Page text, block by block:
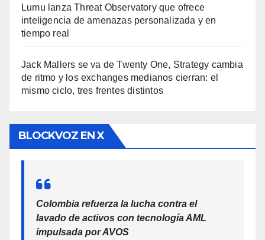
Lumu lanza Threat Observatory que ofrece
inteligencia de amenazas personalizada y en
tiempo real
Jack Mallers se va de Twenty One, Strategy cambia
de ritmo y los exchanges medianos cierran: el
mismo ciclo, tres frentes distintos
BLOCKVOZ EN X
Colombia refuerza la lucha contra el
lavado de activos con tecnología AML
impulsada por AVOS